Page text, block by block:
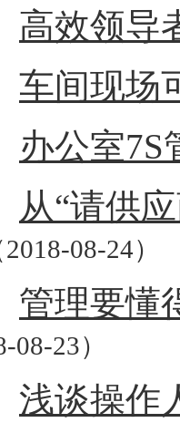
高效领导
车间现场
办公室7S
从“请供
2018-08-24）
管理要懂
08-23）
浅谈操作